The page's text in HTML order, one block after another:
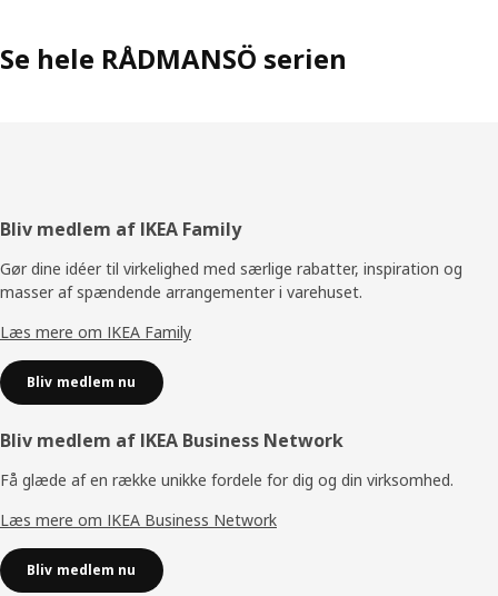
Se hele RÅDMANSÖ serien
Footer
Bliv medlem af IKEA Family
Gør dine idéer til virkelighed med særlige rabatter, inspiration og
masser af spændende arrangementer i varehuset.
Læs mere om IKEA Family
Bliv medlem nu
Bliv medlem af IKEA Business Network
Få glæde af en række unikke fordele for dig og din virksomhed.
Læs mere om IKEA Business Network
Bliv medlem nu